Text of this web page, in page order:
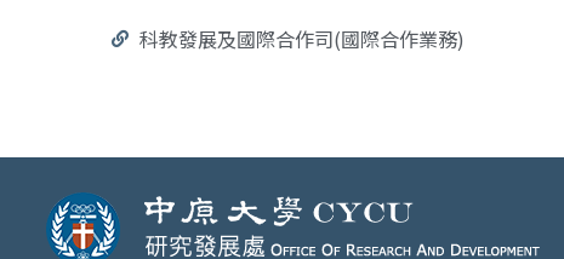
科教發展及國際合作司(國際合作業務)